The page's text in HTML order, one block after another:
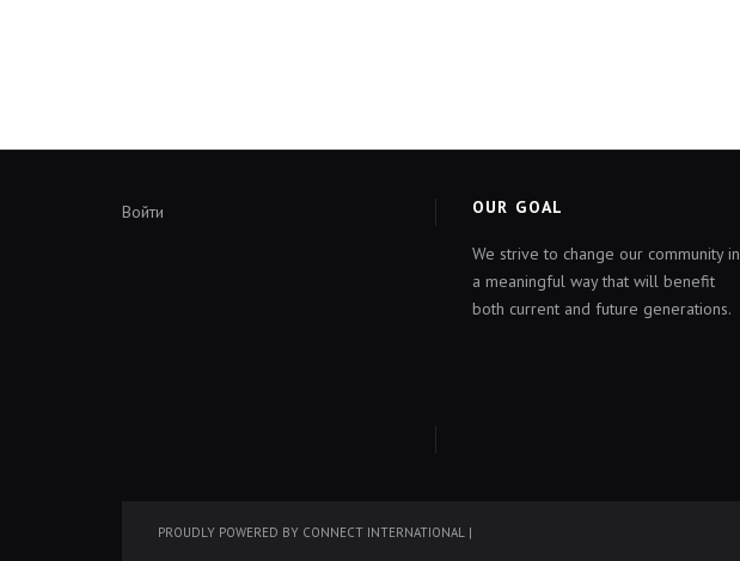
Войти OUR GOAL
We strive to change our community in
a meaningful way that will benefit
both current and future generations.
PROUDLY POWERED BY CONNECT INTERNATIONAL |